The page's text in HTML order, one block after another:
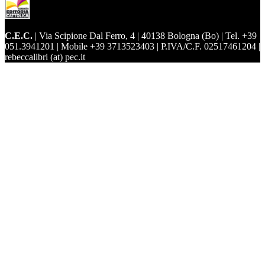
C.E.C. | Via Scipione Dal Ferro, 4 | 40138 Bologna (Bo) | Tel. +39
051.3941201 | Mobile +39 3713523403 | P.IVA/C.F. 02517461204 |
rebeccalibri (at) pec.it